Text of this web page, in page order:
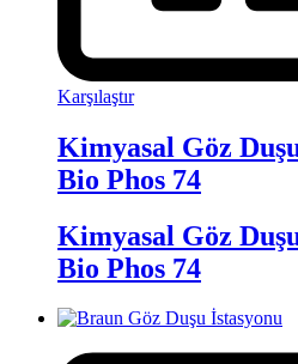
Karşılaştır
Kimyasal Göz
Bio Phos 74
Kimyasal Göz
Bio Phos 74